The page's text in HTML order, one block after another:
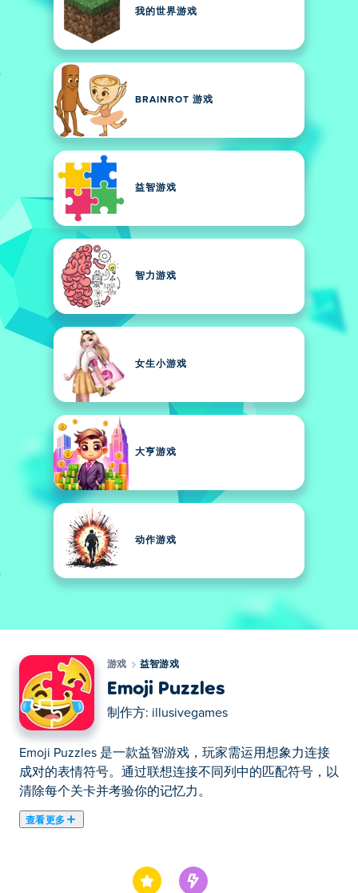
我的世界游戏
BRAINROT 游戏
益智游戏
智力游戏
女生小游戏
大亨游戏
动作游戏
游戏 益智游戏
Emoji Puzzles
制作方: illusivegames
Emoji Puzzles 是一款益智游戏，玩家需运用想象力连接
成对的表情符号。通过联想连接不同列中的匹配符号，以
清除每个关卡并考验你的记忆力。
查看更多
的表情符号供您精心拼凑，主题各异，例如动物、表情符